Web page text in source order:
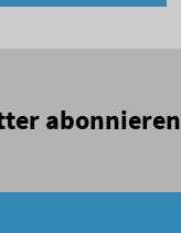
abonnieren